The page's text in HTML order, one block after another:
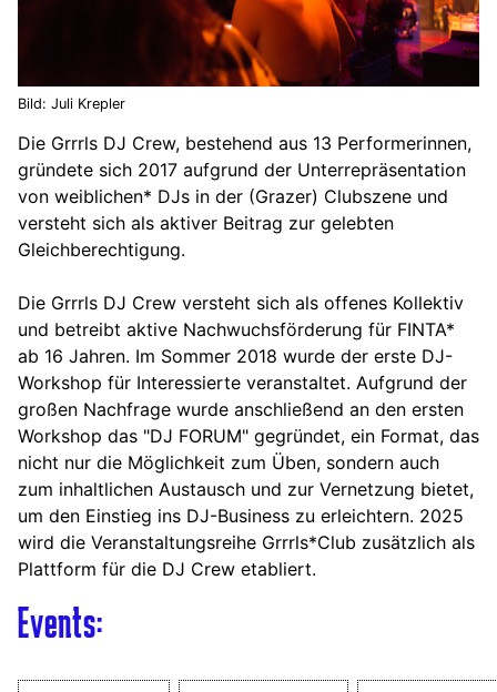
Bild: Juli Krepler
Die Grrrls DJ Crew, bestehend aus 13 Performerinnen,
gründete sich 2017 aufgrund der Unterrepräsentation
von weiblichen* DJs in der (Grazer) Clubszene und
versteht sich als aktiver Beitrag zur gelebten
Gleichberechtigung.
Die Grrrls DJ Crew versteht sich als offenes Kollektiv
und betreibt aktive Nachwuchsförderung für FINTA*
ab 16 Jahren. Im Sommer 2018 wurde der erste DJ-
Workshop für Interessierte veranstaltet. Aufgrund der
großen Nachfrage wurde anschließend an den ersten
Workshop das "DJ FORUM" gegründet, ein Format, das
nicht nur die Möglichkeit zum Üben, sondern auch
zum inhaltlichen Austausch und zur Vernetzung bietet,
um den Einstieg ins DJ-Business zu erleichtern. 2025
wird die Veranstaltungsreihe Grrrls*Club zusätzlich als
Plattform für die DJ Crew etabliert.
Events: